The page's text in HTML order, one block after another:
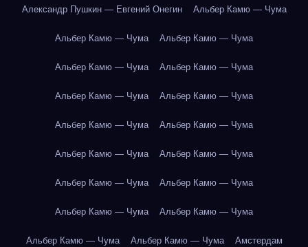
Александр Пушкин — Евгений Онегин Альбер Камю — Чума
Альбер Камю — Чума Альбер Камю — Чума
Альбер Камю — Чума Альбер Камю — Чума
Альбер Камю — Чума Альбер Камю — Чума
Альбер Камю — Чума Альбер Камю — Чума
Альбер Камю — Чума Альбер Камю — Чума
Альбер Камю — Чума Альбер Камю — Чума
Альбер Камю — Чума Альбер Камю — Чума
Альбер Камю — Чума Альбер Камю — Чума Амстердам